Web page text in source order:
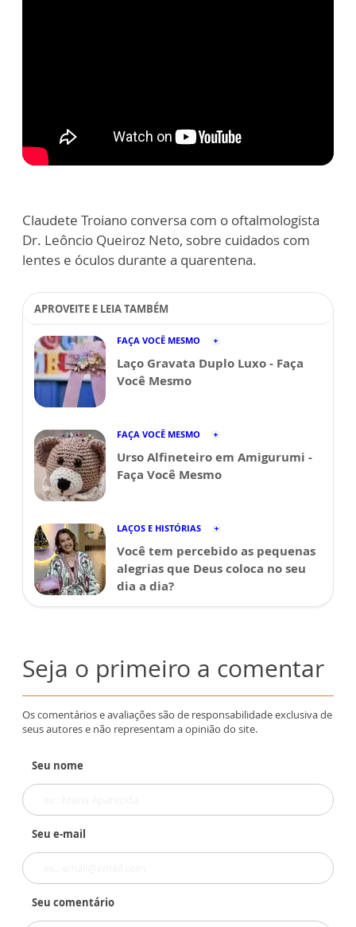
Claudete Troiano conversa com o oftalmologista
Dr. Leôncio Queiroz Neto, sobre cuidados com
lentes e óculos durante a quarentena.
APROVEITE E LEIA TAMBÉM
FAÇA VOCÊ MESMO
Laço Gravata Duplo Luxo - Faça
Você Mesmo
FAÇA VOCÊ MESMO
Urso Alfineteiro em Amigurumi -
Faça Você Mesmo
LAÇOS E HISTÓRIAS
Você tem percebido as pequenas
alegrias que Deus coloca no seu
dia a dia?
Seja o primeiro a comentar
Os comentários e avaliações são de responsabilidade exclusiva de
seus autores e não representam a opinião do site.
Seu nome
Seu e-mail
Seu comentário